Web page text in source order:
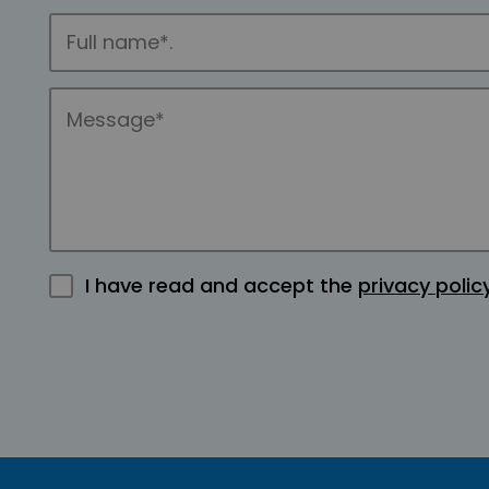
I have read and accept the privacy